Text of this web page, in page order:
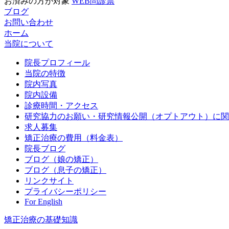
ブログ
お問い合わせ
ホーム
当院について
院長プロフィール
当院の特徴
院内写真
院内設備
診療時間・アクセス
研究協力のお願い・研究情報公開（オプトアウト）に
求人募集
矯正治療の費用（料金表）
院長ブログ
ブログ（娘の矯正）
ブログ（息子の矯正）
リンクサイト
プライバシーポリシー
For English
矯正治療の基礎知識